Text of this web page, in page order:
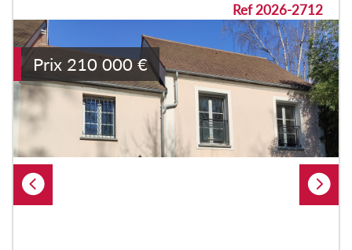
Ref 2026-2712
Prix 210 000 €